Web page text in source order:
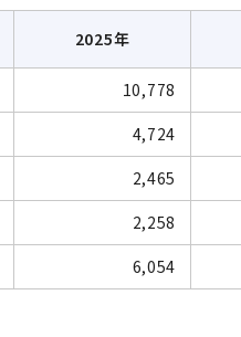
2025年
10,778
4,724
2,465
2,258
6,054